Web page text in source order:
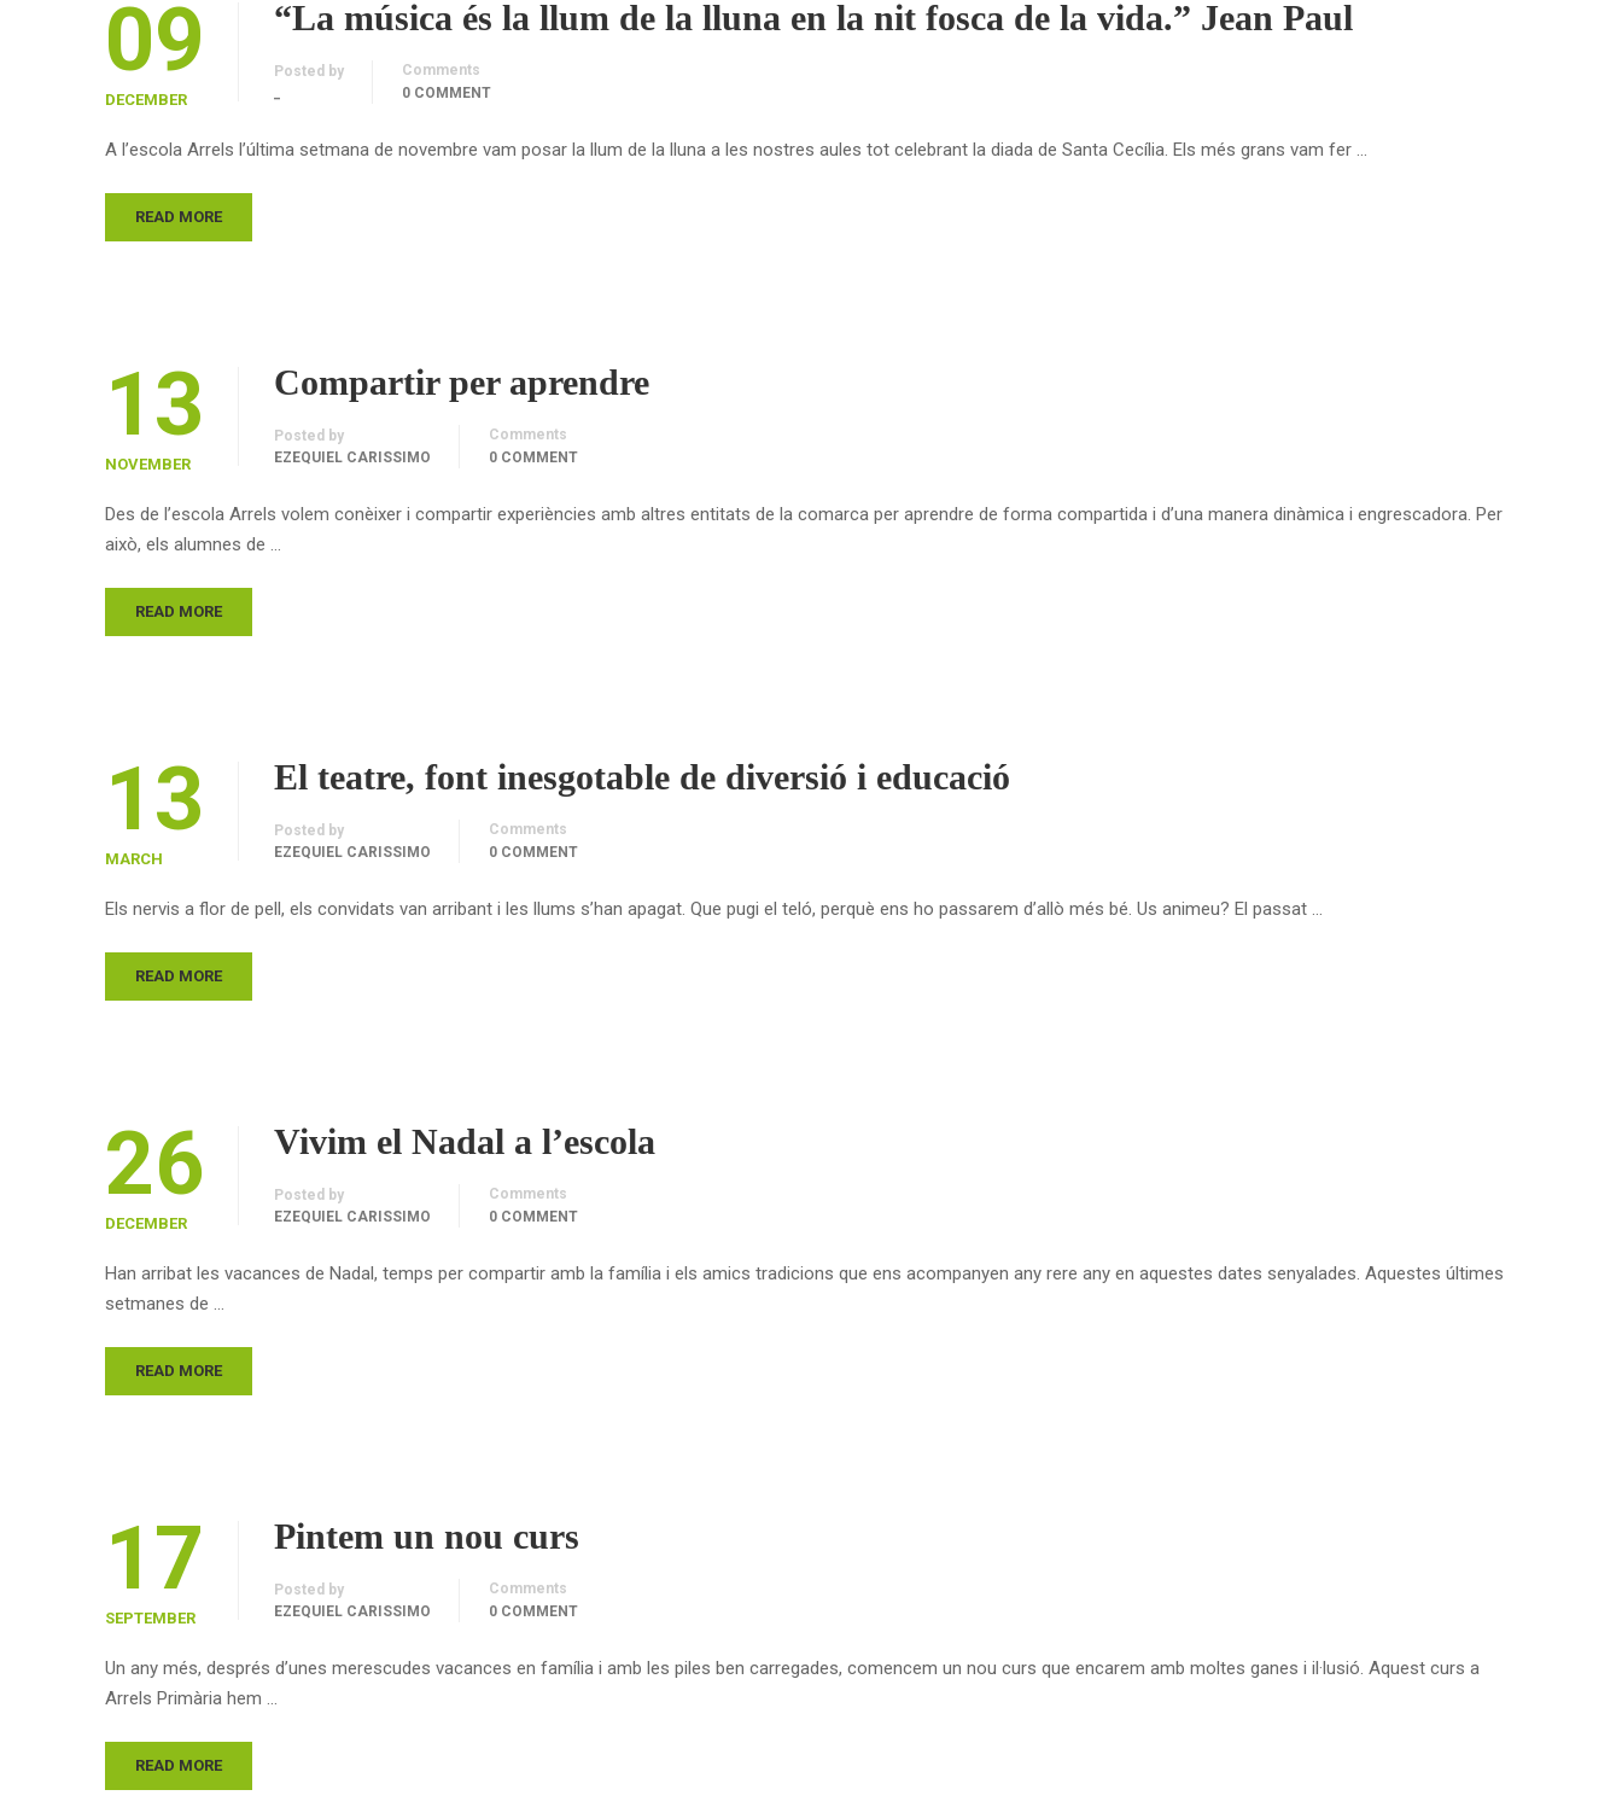
09
DECEMBER
“La música és la llum de la lluna en la nit fosca de la vida.” Jean Paul
Posted by
Comments
0 COMMENT
A l’escola Arrels l’última setmana de novembre vam posar la llum de la lluna a les nostres aules tot celebrant la diada de Santa Cecília. Els més grans vam fer …
READ MORE
13
NOVEMBER
Compartir per aprendre
Posted by
EZEQUIEL CARISSIMO
Comments
0 COMMENT
Des de l’escola Arrels volem conèixer i compartir experiències amb altres entitats de la comarca per aprendre de forma compartida i d’una manera dinàmica i engrescadora. Per
això, els alumnes de …
READ MORE
13
MARCH
El teatre, font inesgotable de diversió i educació
Posted by
EZEQUIEL CARISSIMO
Comments
0 COMMENT
Els nervis a flor de pell, els convidats van arribant i les llums s’han apagat. Que pugi el teló, perquè ens ho passarem d’allò més bé. Us animeu? El passat …
READ MORE
26
DECEMBER
Vivim el Nadal a l’escola
Posted by
EZEQUIEL CARISSIMO
Comments
0 COMMENT
Han arribat les vacances de Nadal, temps per compartir amb la família i els amics tradicions que ens acompanyen any rere any en aquestes dates senyalades. Aquestes últimes
setmanes de …
READ MORE
17
SEPTEMBER
Pintem un nou curs
Posted by
EZEQUIEL CARISSIMO
Comments
0 COMMENT
Un any més, després d’unes merescudes vacances en família i amb les piles ben carregades, comencem un nou curs que encarem amb moltes ganes i il·lusió. Aquest curs a
Arrels Primària hem …
READ MORE